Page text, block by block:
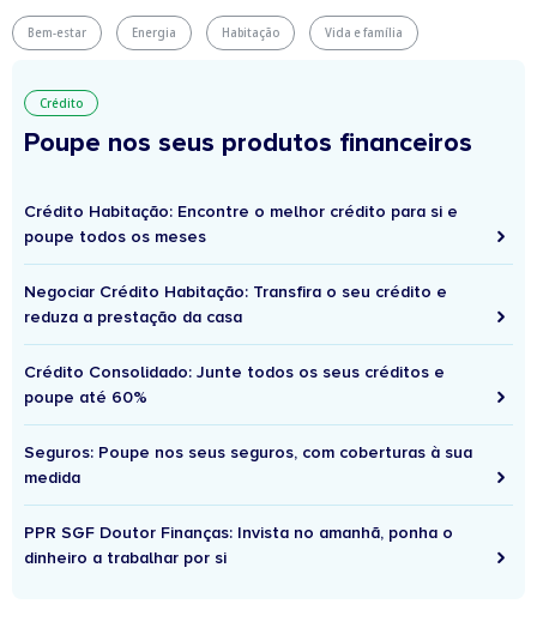
Bem-estar Energia Habitação Vida e família
Crédito
Poupe nos seus produtos financeiros
Crédito Habitação: Encontre o melhor crédito para si e
poupe todos os meses
Negociar Crédito Habitação: Transfira o seu crédito e
reduza a prestação da casa
Crédito Consolidado: Junte todos os seus créditos e
poupe até 60%
Seguros: Poupe nos seus seguros, com coberturas à sua
medida
PPR SGF Doutor Finanças: Invista no amanhã, ponha o
dinheiro a trabalhar por si